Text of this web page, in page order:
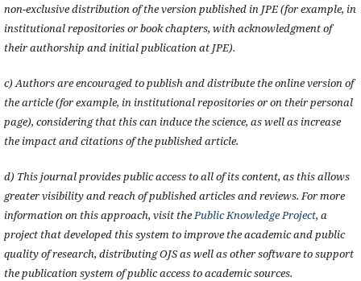
non-exclusive distribution of the version published in JPE (for example, in
institutional repositories or book chapters, with acknowledgment of
their authorship and initial publication at JPE).
c) Authors are encouraged to publish and distribute the online version of
the article (for example, in institutional repositories or on their personal
page), considering that this can induce the science, as well as increase
the impact and citations of the published article.
d) This journal provides public access to all of its content, as this allows
greater visibility and reach of published articles and reviews. For more
information on this approach, visit thePublic Knowledge Project, a
project that developed this system to improve the academic and public
quality of research, distributing OJS as well as other software to support
the publication system of public access to academic sources.